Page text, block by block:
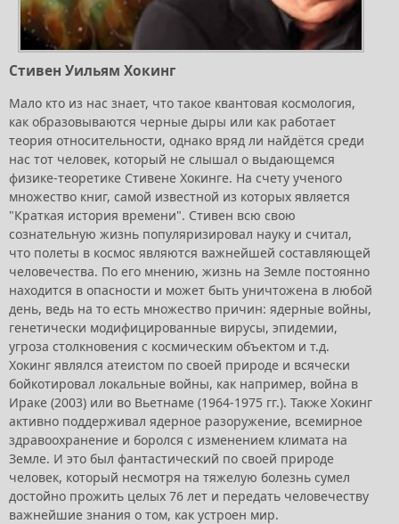
Стивен Уильям Хокинг
Мало кто из нас знает, что такое квантовая космология,
как образовываются черные дыры или как работает
теория относительности, однако вряд ли найдётся среди
нас тот человек, который не слышал о выдающемся
физике-теоретике Стивене Хокинге. На счету ученого
множество книг, самой известной из которых является
"Краткая история времени". Стивен всю свою
сознательную жизнь популяризировал науку и считал,
что полеты в космос являются важнейшей составляющей
человечества. По его мнению, жизнь на Земле постоянно
находится в опасности и может быть уничтожена в любой
день, ведь на то есть множество причин: ядерные войны,
генетически модифицированные вирусы, эпидемии,
угроза столкновения с космическим объектом и т.д.
Хокинг являлся атеистом по своей природе и всячески
бойкотировал локальные войны, как например, война в
Ираке (2003) или во Вьетнаме (1964-1975 гг.). Также Хокинг
активно поддерживал ядерное разоружение, всемирное
здравоохранение и боролся с изменением климата на
Земле. И это был фантастический по своей природе
человек, который несмотря на тяжелую болезнь сумел
достойно прожить целых 76 лет и передать человечеству
важнейшие знания о том, как устроен мир.